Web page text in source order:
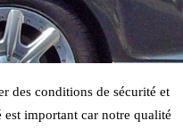
des conditions de sécurité et
est important car notre qualité